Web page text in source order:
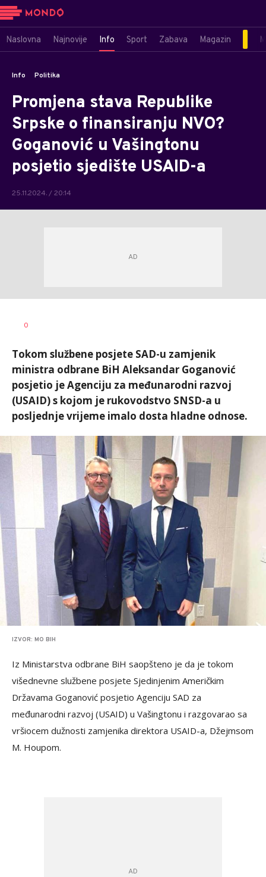
Naslovna Najnovije Info Sport Zabava Magazin
Info Politika
Promjena stava Republike
Srpske o finansiranju NVO?
Goganović u Vašingtonu
posjetio sjedište USAID-a
25.11.2024. / 20:14
AUTOR
0
Tokom službene posjete SAD-u zamjenik
ministra odbrane BiH Aleksandar Goganović
posjetio je Agenciju za međunarodni razvoj
(USAID) s kojom je rukovodstvo SNSD-a u
posljednje vrijeme imalo dosta hladne odnose.
IZVOR: MO BIH
Iz Ministarstva odbrane BiH saopšteno je da je tokom
višednevne službene posjete Sjedinjenim Američkim
Državama Goganović posjetio Agenciju SAD za
međunarodni razvoj (USAID) u Vašingtonu i razgovarao sa
vršiocem dužnosti zamjenika direktora USAID-a, Džejmsom
M. Houpom.